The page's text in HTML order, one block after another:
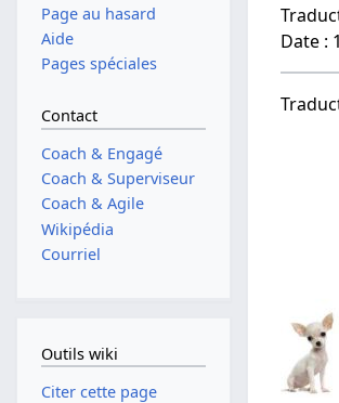
Date :
Page au hasard
Aide
Pages spéciales
Contact
Coach & Engagé
Coach & Superviseur
Coach & Agile
Wikipédia
Courriel
Outils wiki
Citer cette page